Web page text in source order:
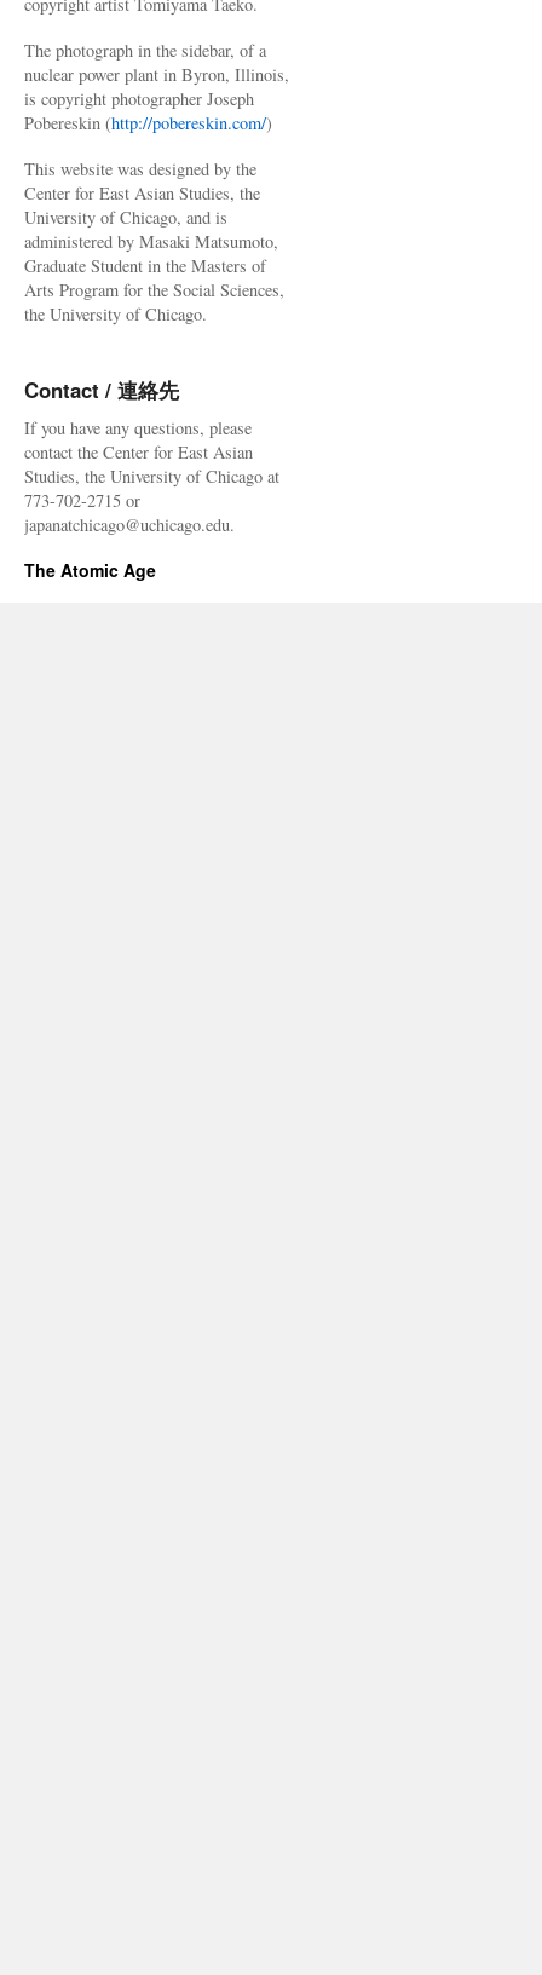
The photograph in the sidebar, of a
nuclear power plant in Byron, Illinois,
is copyright photographer Joseph
Pobereskin (http://pobereskin.com/)
This website was designed by the
Center for East Asian Studies, the
University of Chicago, and is
administered by Masaki Matsumoto,
Graduate Student in the Masters of
Arts Program for the Social Sciences,
the University of Chicago.
Contact / 連絡先
If you have any questions, please
contact the Center for East Asian
Studies, the University of Chicago at
773-702-2715 or
japanatchicago@uchicago.edu.
The Atomic Age